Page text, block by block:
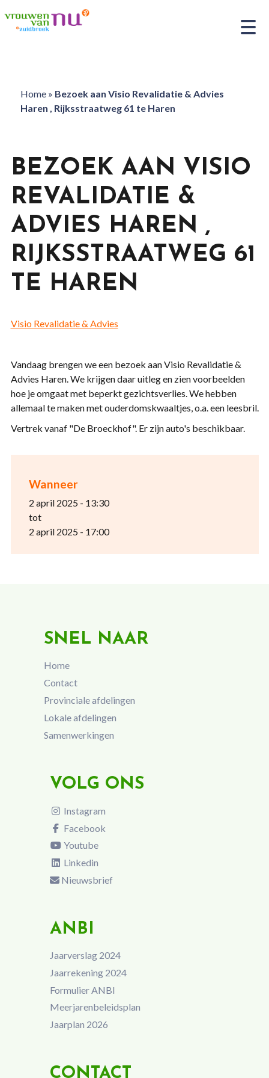
Home» Bezoek aan Visio Revalidatie & Advies
Haren , Rijksstraatweg 61 te Haren
Wanneer
2 april 2025 - 13:30
tot
2 april 2025 - 17:00
BEZOEK AAN VISIO
REVALIDATIE &
ADVIES HAREN ,
RIJKSSTRAATWEG 61
TE HAREN
Visio Revalidatie & Advies
Vandaag brengen we een bezoek aan Visio Revalidatie &
Advies Haren. We krijgen daar uitleg en zien voorbeelden
hoe je omgaat met beperkt gezichtsverlies. We hebben
allemaal te maken met ouderdomskwaaltjes, o.a. een leesbril.
Vertrek vanaf "De Broeckhof". Er zijn auto's beschikbaar.
SNEL NAAR
Home
Contact
Provinciale afdelingen
Lokale afdelingen
Samenwerkingen
VOLG ONS
Instagram
Facebook
Youtube
Linkedin
Nieuwsbrief
ANBI
Jaarverslag 2024
Jaarrekening 2024
Formulier ANBI
Meerjarenbeleidsplan
Jaarplan 2026
CONTACT